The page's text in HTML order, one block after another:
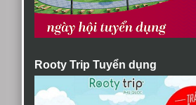
Rooty Trip Tuyển dụng